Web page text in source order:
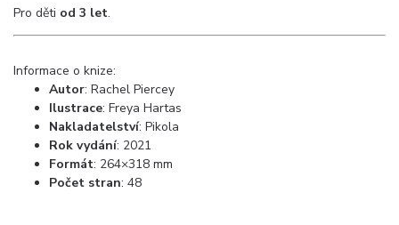
Pro děti od 3 let.
Informace o knize:
Autor: Rachel Piercey
Ilustrace: Freya Hartas
Nakladatelství: Pikola
Rok vydání: 2021
Formát: 264×318 mm
Počet stran: 48